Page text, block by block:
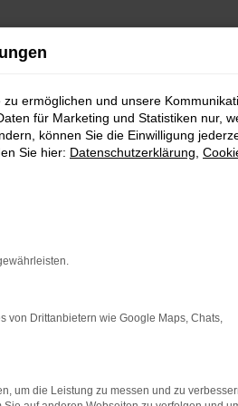
ermöglichen und unsere
für Marketing und Statistiken nur,
können Sie die Einwilligung
Sie hier: Datenschutzerklärung
von Drittanbietern wie Google Maps, Chats,
um die Leistung zu messen und zu